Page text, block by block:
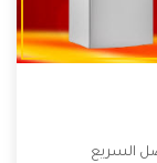
السريع